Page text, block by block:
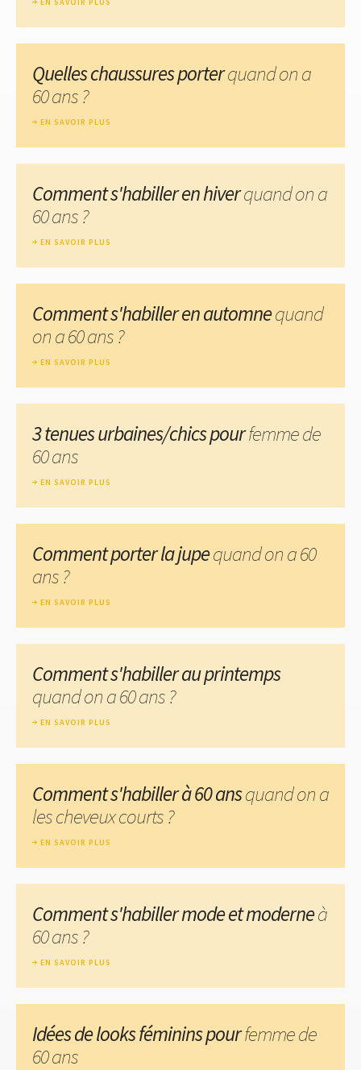
Quelles chaussures porterquand on a
60 ans ?
EN SAVOIR PLUS
Comment s'habiller en hiverquand on a
60 ans ?
EN SAVOIR PLUS
Comment s'habiller en automnequand
on a 60 ans ?
EN SAVOIR PLUS
3 tenues urbaines/chics pourfemme de
60 ans
EN SAVOIR PLUS
Comment porter la jupequand on a 60
ans ?
EN SAVOIR PLUS
Comment s'habiller au printemps
quand on a 60 ans ?
EN SAVOIR PLUS
Comment s'habiller à 60 ansquand on a
les cheveux courts ?
EN SAVOIR PLUS
Comment s'habiller mode et moderneà
60 ans ?
EN SAVOIR PLUS
Idées de looks féminins pourfemme de
60 ans